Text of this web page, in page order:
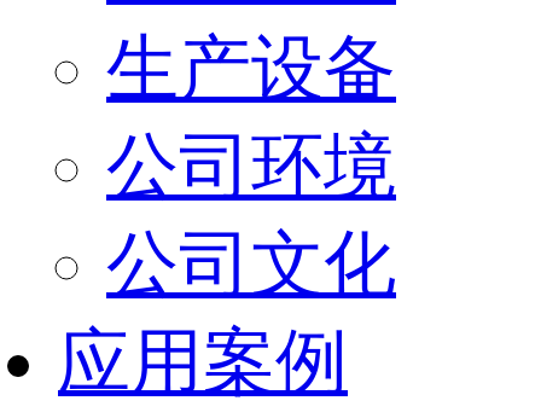
生产设备
公司环境
公司文化
应用案例